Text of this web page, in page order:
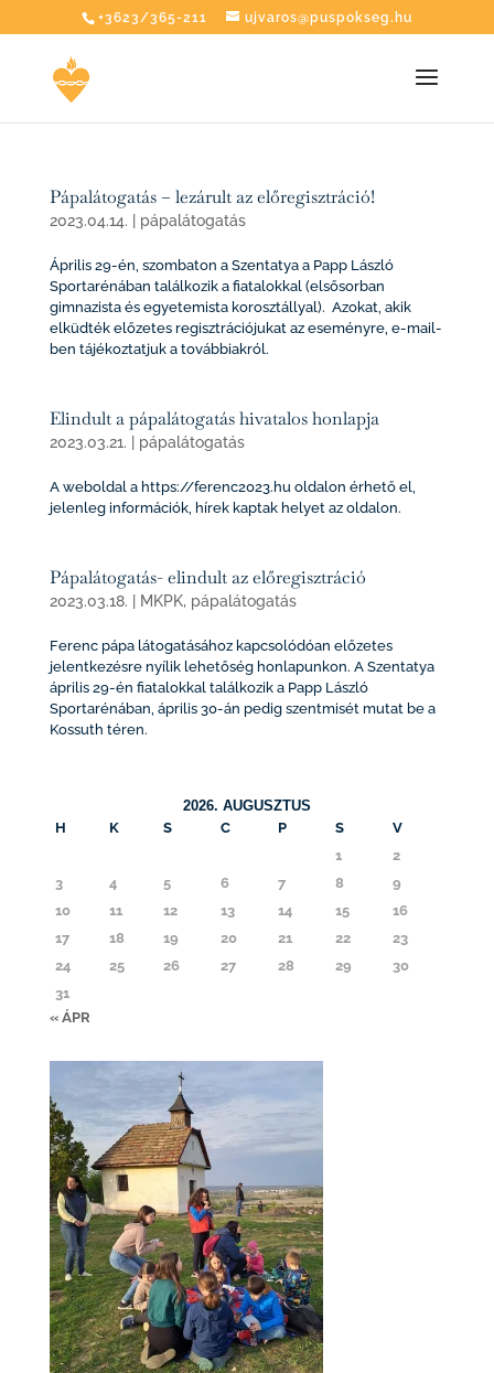
+3623/365-211 ujvaros@puspokseg.hu
Pápalátogatás – lezárult az előregisztráció!
2023.04.14. pápalátogatás
Április 29-én, szombaton a Szentatya a Papp László
Sportarénában találkozik a fiatalokkal (elsősorban
gimnazista és egyetemista korosztállyal). Azokat, akik
elküdték előzetes regisztrációjukat az eseményre, e-mail-
ben tájékoztatjuk a továbbiakról.
Elindult a pápalátogatás hivatalos honlapja
2023.03.21. pápalátogatás
A weboldal a https://ferenc2023.hu oldalon érhető el,
jelenleg információk, hírek kaptak helyet az oldalon.
Pápalátogatás- elindult az előregisztráció
2023.03.18. MKPK, pápalátogatás
Ferenc pápa látogatásához kapcsolódóan előzetes
jelentkezésre nyílik lehetőség honlapunkon. A Szentatya
április 29-én fiatalokkal találkozik a Papp László
Sportarénában, április 30-án pedig szentmisét mutat be a
Kossuth téren.
2026. AUGUSZTUS
H
K S C P S
V
1
2
3
4 5 6 7 8
9
10
11 12 13 14 15
16
17
18 19 20 21 22
23
24
25 26 27 28 29
30
31
« ÁPR